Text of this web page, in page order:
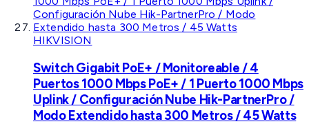
HIKVISION
Switch Gigabit PoE+ / Monitoreable / 4
Puertos 1000 Mbps PoE+ / 1 Puerto 1000 Mbps
Uplink / Configuración Nube Hik-PartnerPro /
Modo Extendido hasta 300 Metros / 45 Watts